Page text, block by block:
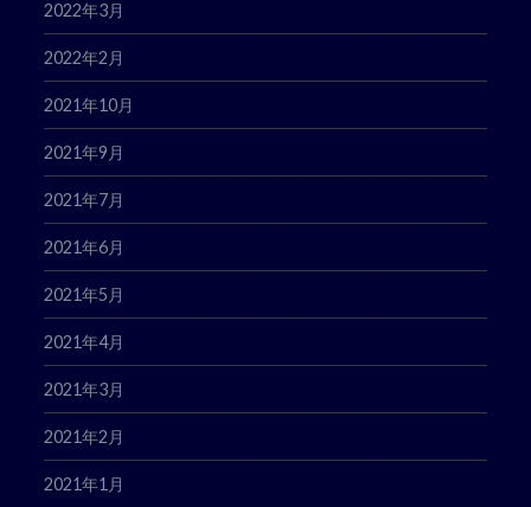
2022年3月
2022年2月
2021年10月
2021年9月
2021年7月
2021年6月
2021年5月
2021年4月
2021年3月
2021年2月
2021年1月